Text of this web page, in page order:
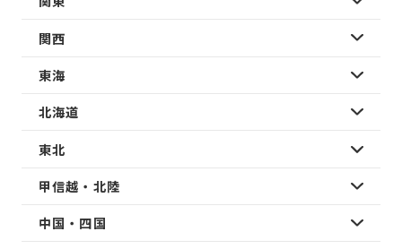
関西
東海
北海道
東北
甲信越・北陸
中国・四国